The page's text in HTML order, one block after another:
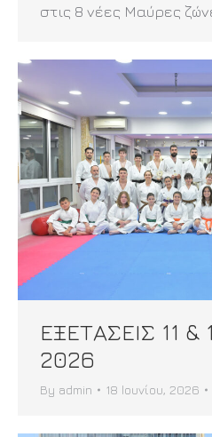
στις 8 νέες Μαύρες
ΕΞΕΤΑΣΕΙΣ 11 &
2026
By admin 18 Ιουνίου, 2026